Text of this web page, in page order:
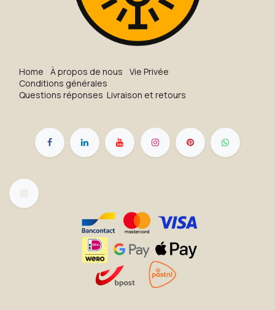
H​o​me À propos de nous
Vie Privée
Conditions générales
Questions réponses Livraison et retours